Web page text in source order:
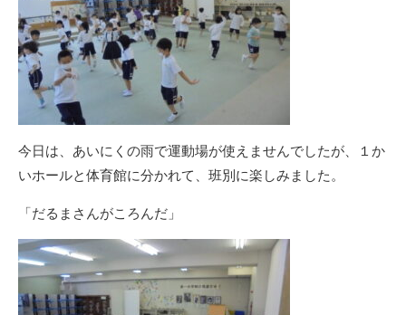
今日は、あいにくの雨で運動場が使えませんでしたが、１か
いホールと体育館に分かれて、班別に楽しみました。
「だるまさんがころんだ」